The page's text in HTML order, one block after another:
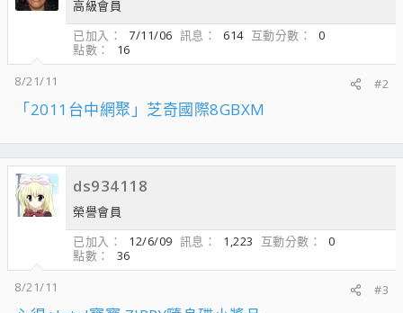
高級會員
已加入
7/11/06 訊息 614 互動分數
0
點數
16
8/21/11
#2
「2011台中網聚」芝奇國際8GBXM
ds934118
榮譽會員
已加入
12/6/09 訊息 1,223 互動分數
0
點數
36
8/21/11
#3